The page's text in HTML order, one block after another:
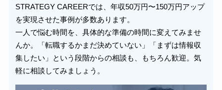
STRATEGY CAREERでは、年収50万円〜150万円アップ
を実現させた事例が多数あります。
一人で悩む時間を、具体的な準備の時間に変えてみませ
んか。「転職するかまだ決めていない」「まずは情報収
集したい」という段階からの相談も、もちろん歓迎。気
軽に相談してみましょう。